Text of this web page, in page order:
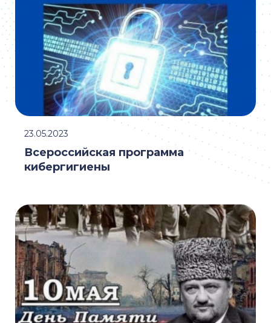
Всероссийская программа
кибергигиены
23.05.2023